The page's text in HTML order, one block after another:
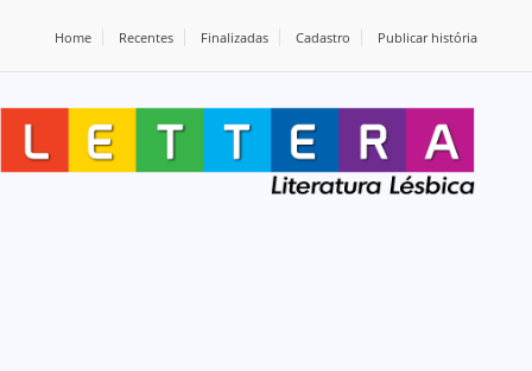
Home Recentes Finalizadas Cadastro Publicar história